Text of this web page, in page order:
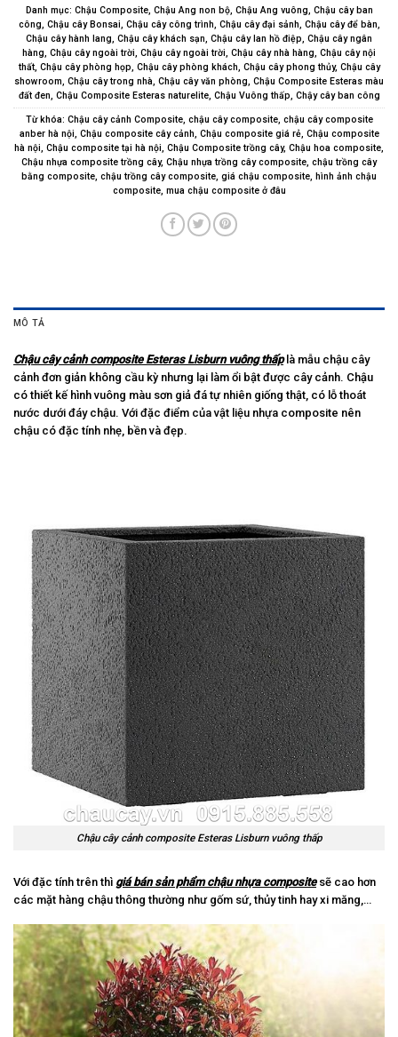
Danh mục: Chậu Composite, Chậu Ang non bộ, Chậu Ang vuông, Chậu cây ban
công, Chậu cây Bonsai, Chậu cây công trình, Chậu cây đại sảnh, Chậu cây để bàn,
Chậu cây hành lang, Chậu cây khách sạn, Chậu cây lan hồ điệp, Chậu cây ngân
hàng, Chậu cây ngoài trời, Chậu cây ngoài trời, Chậu cây nhà hàng, Chậu cây nội
thất, Chậu cây phòng họp, Chậu cây phòng khách, Chậu cây phong thủy, Chậu cây
showroom, Chậu cây trong nhà, Chậu cây văn phòng, Chậu Composite Esteras màu
đất đen, Chậu Composite Esteras naturelite, Chậu Vuông thấp, Chậy cây ban công
Từ khóa: Chậu cây cảnh Composite, chậu cây composite, chậu cây composite
anber hà nội, Chậu composite cây cảnh, Chậu composite giá rẻ, Chậu composite
hà nội, Chậu composite tại hà nội, Chậu Composite trồng cây, Chậu hoa composite,
Chậu nhựa composite trồng cây, Chậu nhựa trồng cây composite, chậu trồng cây
bằng composite, chậu trồng cây composite, giá chậu composite, hình ảnh chậu
composite, mua chậu composite ở đâu
MÔ TẢ
Chậu cây cảnh composite Esteras Lisburn vuông thấplà mẫu chậu cây
cảnh đơn giản không cầu kỳ nhưng lại làm ổi bật được cây cảnh. Chậu
có thiết kế hình vuông màu sơn giả đá tự nhiên giống thật, có lỗ thoát
nước dưới đáy chậu. Với đặc điểm của vật liệu nhựa composite nên
chậu có đặc tính nhẹ, bền và đẹp.
Chậu cây cảnh composite Esteras Lisburn vuông thấp
Với đặc tính trên thì giá bán sản phẩm chậu nhựa compositesẽ cao hơn
các mặt hàng chậu thông thường như gốm sứ, thủy tinh hay xi măng,…